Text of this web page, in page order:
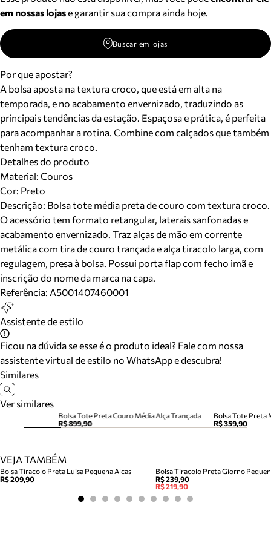
em nossas lojase garantir sua compra ainda hoje.
Buscar em lojas
Por que apostar?
A bolsa aposta na textura croco, que está em alta na
temporada, e no acabamento envernizado, traduzindo as
principais tendências da estação. Espaçosa e prática, é perfeita
para acompanhar a rotina. Combine com calçados que também
tenham textura croco.
Detalhes do produto
Material: Couros
Cor: Preto
Descrição: Bolsa tote média preta de couro com textura croco.
O acessório tem formato retangular, laterais sanfonadas e
acabamento envernizado. Traz alças de mão em corrente
metálica com tira de couro trançada e alça tiracolo larga, com
regulagem, presa à bolsa. Possui porta flap com fecho imã e
inscrição do nome da marca na capa.
Referência: A5001407460001
Assistente de estilo
Ficou na dúvida se esse é o produto ideal? Fale com nossa
assistente virtual de estilo no WhatsApp e descubra!
Similares
Ver similares
Bolsa Tote Preta Couro Média Alça Trançada
R$ 899,90
Bolsa Tote Preta
R$ 359,90
VEJA TAMBÉM
Bolsa Tiracolo Preta Luisa Pequena Alcas
R$ 209,90
Bolsa Tiracolo Preta Giorno
R$ 239,90
R$ 219,90